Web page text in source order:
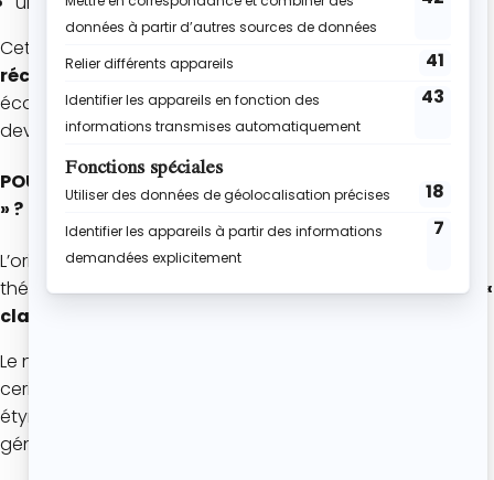
Cette recette permettait de mettre en valeur
récoltes estivales sans gaspillage
économique et nourrissante, elle est rapidement
devenue un incontournable des repas familiaux.
POURQUOI LE CLAFOUTIS S’APPELLE-T-IL « CLAFOUTIS
» ?
L’origine du mot « clafoutis » fait encore débat, mais la
théorie la plus répandue est qu’il vient du verbe occitan
«
clafir »
Le nom ferait ainsi référence au fait de remplir un plat de
cerises avant de les recouvrir d’un appareil à flan. Cette
étymologie reflète parfaitement l’esprit de cette recette
généreuse, où les fruits occupent une place centrale.